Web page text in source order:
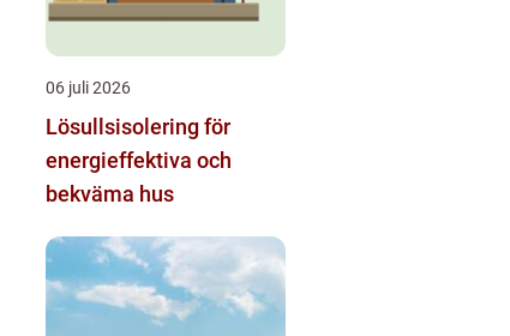
06 juli 2026
Lösullsisolering för
energieffektiva och
bekväma hus